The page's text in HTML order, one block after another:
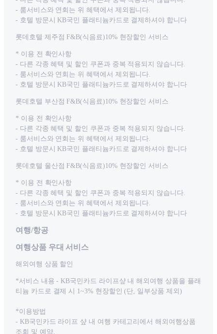
- 룸서비스와 연회는 위 혜택에서 제외됩니다.
- 호텔 방문시 KB국민 플래티늄카드로 결제하셔야 합니다
롯데호텔 제주점 F&B(식음료)10% 현장할인 서비스
* 이용 전 확인사항
- 다른 각종 혜택 및 할인 쿠폰과 중복 적용되지 않습니다.
- 룸서비스와 연회는 위 혜택에서 제외됩니다.
- 호텔 방문시 KB국민 플래티늄카드로 결제하셔야 합니다
롯데호텔 부산점 F&B(식음료)10% 현장할인 서비스
* 이용 전 확인사항
- 다른 각종 혜택 및 할인 쿠폰과 중복 적용되지 않습니다.
- 룸서비스와 연회는 위 혜택에서 제외됩니다.
- 호텔 방문시 KB국민 플래티늄카드로 결제하셔야 합니다
롯데호텔 울산점 F&B(식음료)10% 현장할인 서비스
* 이용 전 확인사항
- 다른 각종 혜택 및 할인 쿠폰과 중복 적용되지 않습니다.
- 룸서비스와 연회는 위 혜택에서 제외됩니다.
- 호텔 방문시 KB국민 플래티늄카드로 결제하셔야 합니다
여행/항공
여행상품 우대 서비스
해외여행 상품 할인
*서비스 내용 - KB국민카드 라이프샾 내 해외여행 상품을 플래
티늄 카드로 결제 시 1~3% 현장할인 (단, 일부상품 제외)
*이용방법
- KB국민카드 라이프 샾 내 여행 카테고리에서 해외여행상품
조회 및 예약.